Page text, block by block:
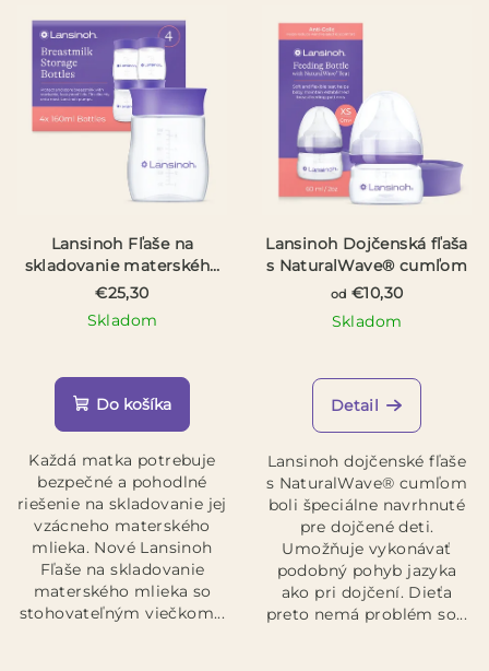
Lansinoh Fľaše na
skladovanie materského
mlieka
€25,30
Skladom
Do košíka
Každá matka potrebuje
bezpečné a pohodlné
riešenie na skladovanie jej
vzácneho materského
mlieka. Nové Lansinoh
Fľaše na skladovanie
materského mlieka so
stohovateľným viečkom...
Lansinoh Dojčenská fľaša
s NaturalWave® cumľom
od €10,30
Skladom
Detail
Lansinoh dojčenské fľaše
s NaturalWave® cumľom
boli špeciálne navrhnuté
pre dojčené deti.
Umožňuje vykonávať
podobný pohyb jazyka
ako pri dojčení. Dieťa
preto nemá problém so...